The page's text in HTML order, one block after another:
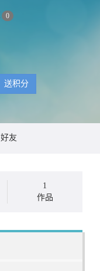
0
送积分
好友
1
作品